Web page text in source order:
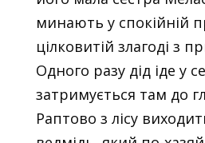
минають у спокійній
цілковитій злагоді з
Одного разу дід іде у
затримується там до
Раптово з лісу